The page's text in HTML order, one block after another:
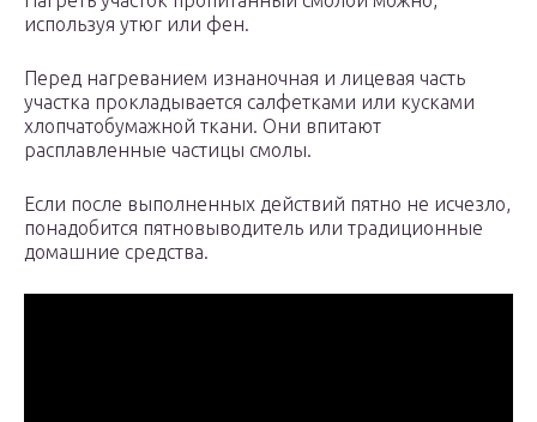
используя утюг или фен.
Перед нагреванием изнаночная и лицевая часть
участка прокладывается салфетками или кусками
хлопчатобумажной ткани. Они впитают
расплавленные частицы смолы.
Если после выполненных действий пятно не исчезло,
понадобится пятновыводитель или традиционные
домашние средства.